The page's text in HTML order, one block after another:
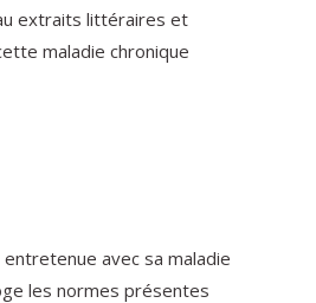
extraits littéraires et
maladie chronique
avec sa maladie
les normes présentes